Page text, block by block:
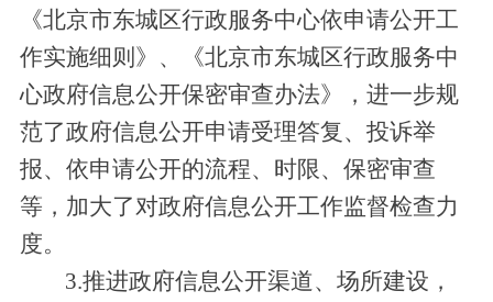
《北京市东城区行政服务中心依申请公开工
作实施细则》、《北京市东城区行政服务中
心政府信息公开保密审查办法》，进一步规
范了政府信息公开申请受理答复、投诉举
报、依申请公开的流程、时限、保密审查
等，加大了对政府信息公开工作监督检查力
度。
3.推进政府信息公开渠道、场所建设，